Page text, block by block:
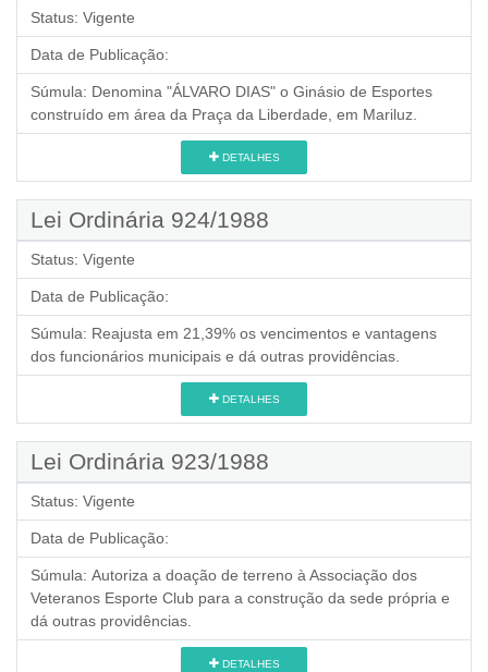
Status: Vigente
Data de Publicação:
Súmula: Denomina "ÁLVARO DIAS" o Ginásio de Esportes
construído em área da Praça da Liberdade, em Mariluz.
DETALHES
Lei Ordinária 924/1988
Status: Vigente
Data de Publicação:
Súmula: Reajusta em 21,39% os vencimentos e vantagens
dos funcionários municipais e dá outras providências.
DETALHES
Lei Ordinária 923/1988
Status: Vigente
Data de Publicação:
Súmula: Autoriza a doação de terreno à Associação dos
Veteranos Esporte Club para a construção da sede própria e
dá outras providências.
DETALHES